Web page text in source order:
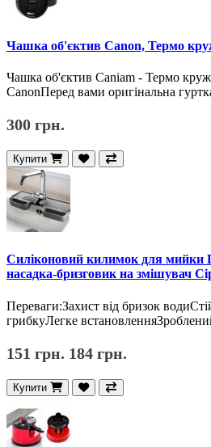
Чашка об'єктив Canon, Термо
Чашка об'єктив Caniam - Термо
CanonПеред вами оригінальна
300 грн.
Купити
Силіконовий килимок для мийки
насадка-бризговик на змішувач
Переваги:Захист від бризок
грибкуЛегке
151 грн. 184 грн.
Купити